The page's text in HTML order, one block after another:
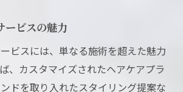
ービスの魅力
ビスには、単なる施術を超えた魅力
、カスタマイズされたヘアケアプラ
ドを取り入れたスタイリング提案な